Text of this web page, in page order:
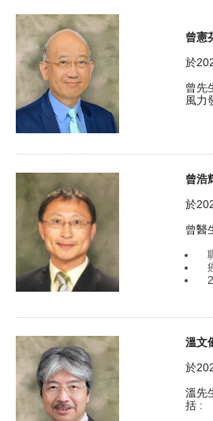
曾憲
於
曾先
風力
曾浩
於
曾醫
溫文
於
溫先
括 :